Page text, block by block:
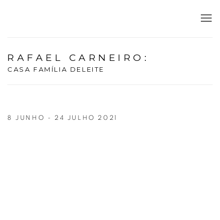
RAFAEL CARNEIRO :
CASA FAMÍLIA DELEITE
8 JUNHO - 24 JULHO 2021